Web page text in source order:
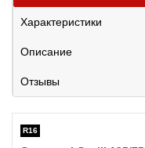
Характеристики
Описание
Отзывы
R16